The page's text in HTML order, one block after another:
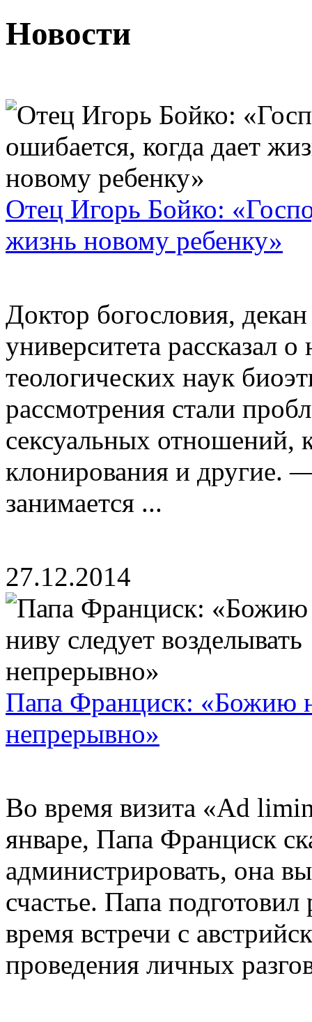
Новости
Отец Игорь Бойко:
жизнь новому ребенку»
Доктор богословия,
университета рассказал
теологических наук
рассмотрения стали
сексуальных
клонирования и другие.
занимается ...
27.12.2014
Папа Франциск: «Божию
непрерывно»
Во время визита «Ad
январе, Папа Франциск
администрировать, она
счастье. Папа
время встречи с
проведения личных